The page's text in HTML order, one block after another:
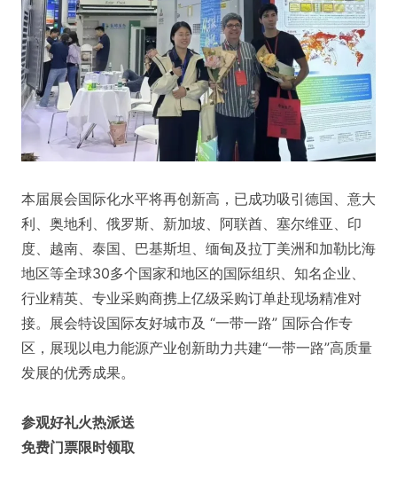
本届展会国际化水平将再创新高，已成功吸引德国、意大
利、奥地利、俄罗斯、新加坡、阿联酋、塞尔维亚、印
度、越南、泰国、巴基斯坦、缅甸及拉丁美洲和加勒比海
地区等全球30多个国家和地区的国际组织、知名企业、
行业精英、专业采购商携上亿级采购订单赴现场精准对
接。展会特设国际友好城市及 “一带一路” 国际合作专
区，展现以电力能源产业创新助力共建“一带一路”高质量
发展的优秀成果。
参观好礼火热派送
免费门票限时领取